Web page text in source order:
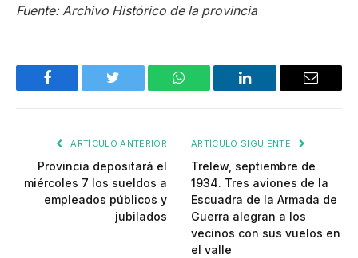
Fuente: Archivo Histórico de la provincia
Facebook Twitter WhatsApp LinkedIn Email
ARTÍCULO ANTERIOR
Provincia depositará el
miércoles 7 los sueldos a
empleados públicos y
jubilados
ARTÍCULO SIGUIENTE
Trelew, septiembre de
1934. Tres aviones de la
Escuadra de la Armada de
Guerra alegran a los
vecinos con sus vuelos en
el valle